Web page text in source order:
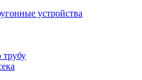
устройства